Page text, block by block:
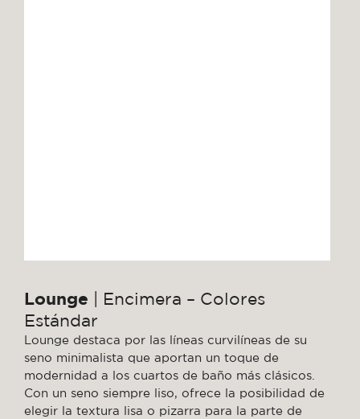
Lounge | Encimera – Colores
Estándar
Lounge destaca por las líneas curvilíneas de su
seno minimalista que aportan un toque de
modernidad a los cuartos de baño más clásicos.
Con un seno siempre liso, ofrece la posibilidad de
elegir la textura lisa o pizarra para la parte de